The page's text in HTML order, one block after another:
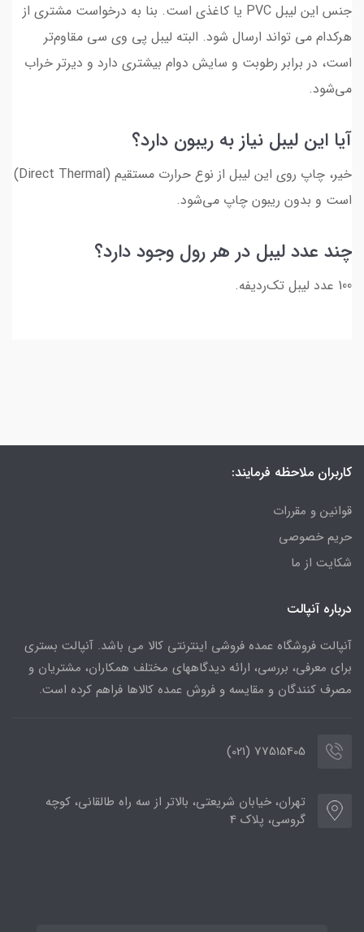
جنس این لیبل PVC یا کاغذی است. بنا به درخواست مشتری از
هرکدام می تواند ارسال شود. البته لیبل پی وی سی مقاوم‌تر
است، در برابر رطوبت و سایش دوام بیشتری دارد و دیرتر خراب
می‌شود.
آیا این لیبل نیاز به ریبون دارد؟
خیر، چاپ روی این لیبل از نوع حرارت مستقیم (Direct Thermal)
است و بدون ریبون چاپ می‌شود.
چند عدد لیبل در هر رول وجود دارد؟
100 عدد لیبل تک‌ردیفه.
کاربران ملاحظه فرمایند:
قوانین و مقررات
حریم خصوصی
شکایت از ما
درباره آنپالت
آنپالت فروشگاه عمده فروشی اینترنتی کالا می باشد. آنپالت بستری
برای معرفی، بررسی، ارائه دیدگاههای مختلف همکاران، مشتریان و
مصرف کنندگان و مقایسه و فروش عمده کالاها فراهم کرده است.
77515405 (021)
تهران، خیابان شریعتی، بالاتر از سه راه طالقانی، کوچه
گروسی، پلاک 4